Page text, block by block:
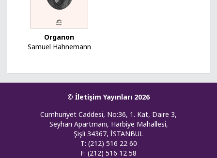
Organon
Samuel Hahnemann
© İletişim Yayınları 2026
Cumhuriyet Caddesi, No:36, 1. Kat, Daire 3,
Seyhan Apartmanı, Harbiye Mahallesi,
Şişli 34367, İSTANBUL
T: (212) 516 22 60
F: (212) 516 12 58